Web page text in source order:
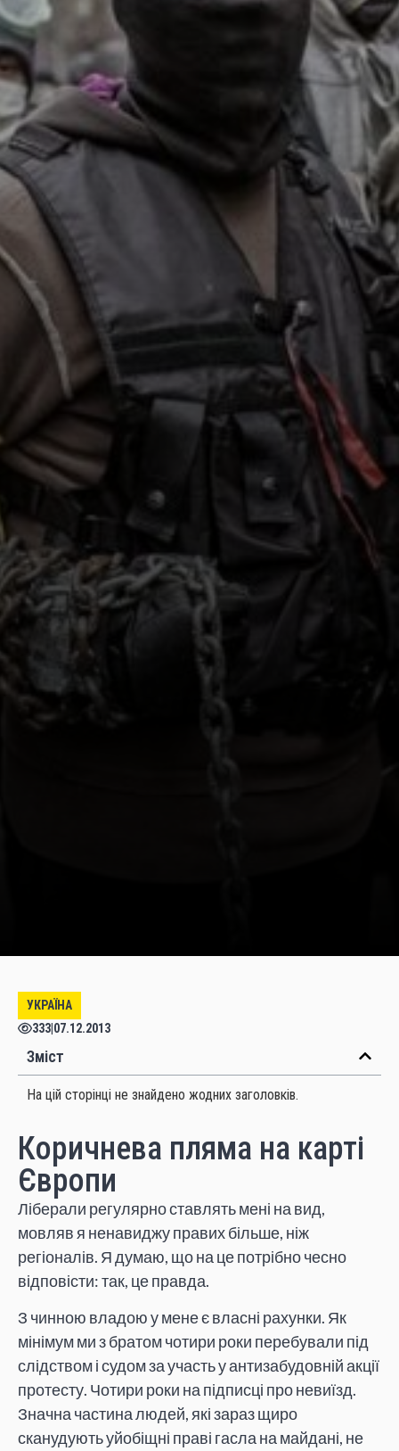
УКРАЇНА
333 07.12.2013
Зміст
На цій сторінці не знайдено жодних заголовків.
Коричнева пляма на карті
Європи
Ліберали регулярно ставлять мені на вид,
мовляв я ненавиджу правих більше, ніж
регіоналів. Я думаю, що на це потрібно чесно
відповісти: так, це правда.
З чинною владою у мене є власні рахунки. Як
мінімум ми з братом чотири роки перебували під
слідством і судом за участь у антизабудовній акції
протесту. Чотири роки на підписці про невиїзд.
Значна частина людей, які зараз щиро
сканудують уйобіщні праві гасла на майдані, не